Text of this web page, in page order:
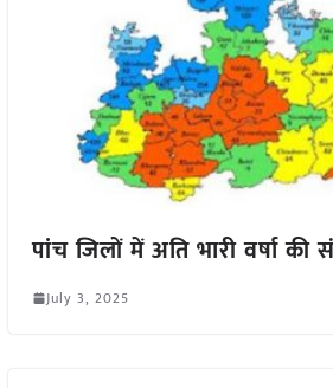
पांच जिलों में अति भारी वर्षा की
July 3, 2025